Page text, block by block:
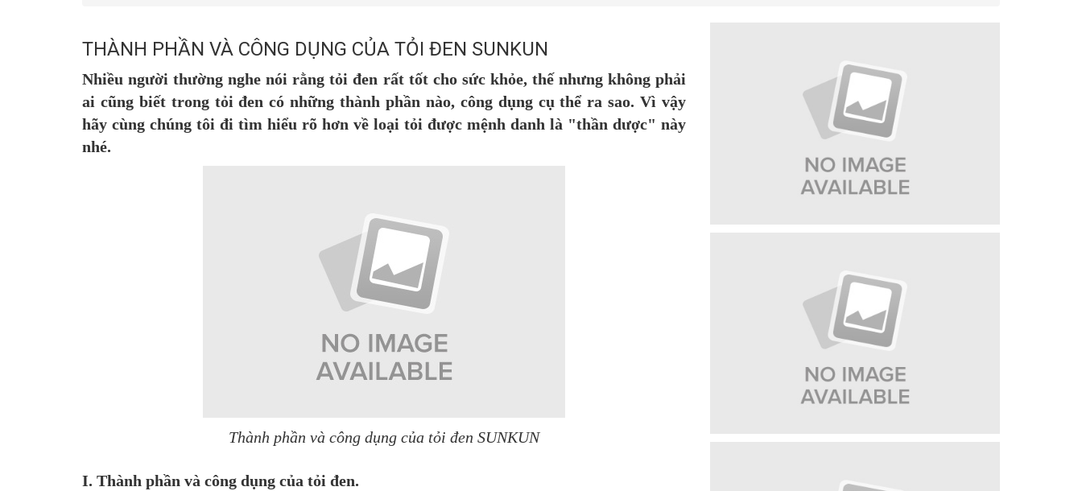
THÀNH PHẦN VÀ CÔNG DỤNG CỦA TỎI ĐEN SUNKUN
Nhiều người thường nghe nói rằng tỏi đen rất tốt cho sức khỏe, thế nhưng không phải
ai cũng biết trong tỏi đen có những thành phần nào, công dụng cụ thể ra sao. Vì vậy
hãy cùng chúng tôi đi tìm hiểu rõ hơn về loại tỏi được mệnh danh là "thần dược" này
nhé.
Thành phần và công dụng của tỏi đen SUNKUN
I. Thành phần và công dụng của tỏi đen.